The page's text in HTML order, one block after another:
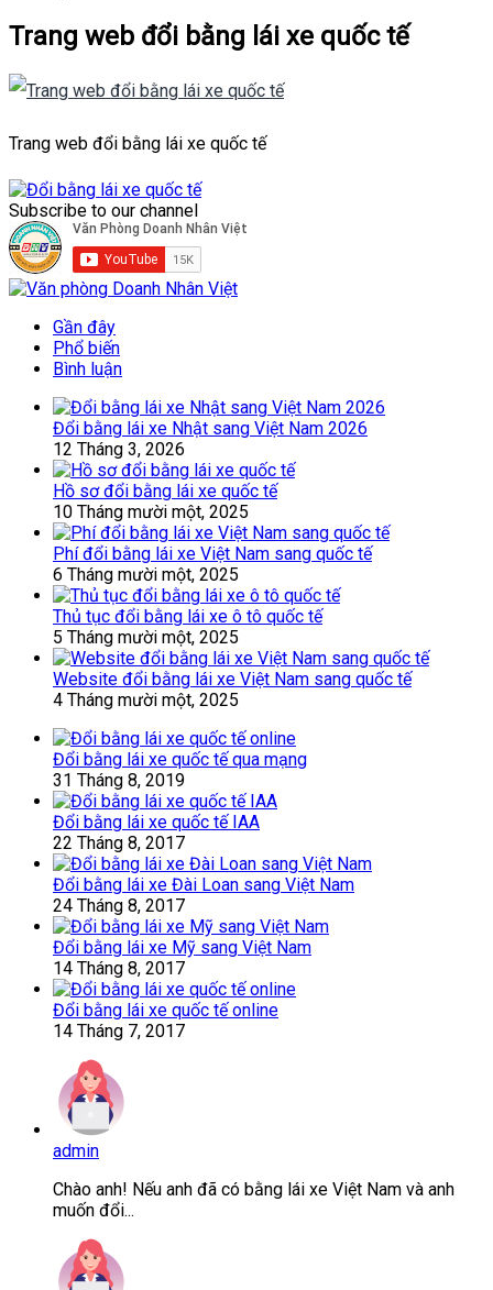
Trang web đổi bằng lái xe quốc tế
Trang web đổi bằng lái xe quốc tế
Subscribe to our channel
Gần đây
Phổ biến
Bình luận
Đổi bằng lái xe Nhật sang Việt Nam 2026
12 Tháng 3, 2026
Hồ sơ đổi bằng lái xe quốc tế
10 Tháng mười một, 2025
Phí đổi bằng lái xe Việt Nam sang quốc tế
6 Tháng mười một, 2025
Thủ tục đổi bằng lái xe ô tô quốc tế
5 Tháng mười một, 2025
Website đổi bằng lái xe Việt Nam sang quốc tế
4 Tháng mười một, 2025
Đổi bằng lái xe quốc tế qua mạng
31 Tháng 8, 2019
Đổi bằng lái xe quốc tế IAA
22 Tháng 8, 2017
Đổi bằng lái xe Đài Loan sang Việt Nam
24 Tháng 8, 2017
Đổi bằng lái xe Mỹ sang Việt Nam
14 Tháng 8, 2017
Đổi bằng lái xe quốc tế online
14 Tháng 7, 2017
admin
Chào anh! Nếu anh đã có bằng lái xe Việt Nam và anh
muốn đổi...